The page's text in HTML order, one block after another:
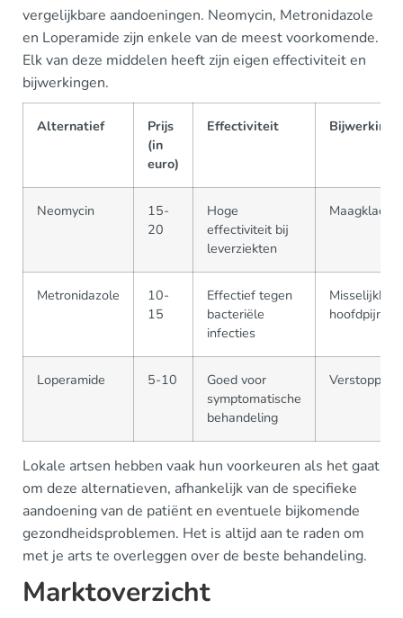
vergelijkbare aandoeningen. Neomycin, Metronidazole
en Loperamide zijn enkele van de meest voorkomende.
Elk van deze middelen heeft zijn eigen effectiviteit en
bijwerkingen.
Alternatief
Prijs
(in
euro)
Effectiviteit
Neomycin
15-
20
Hoge
effectiviteit bij
leverziekten
Metronidazole
10-
15
Effectief tegen
bacteriële
infecties
hoofdpijn
Loperamide 5-10
Goed voor
symptomatische
behandeling
Verstopping
Lokale artsen hebben vaak hun voorkeuren als het gaat
om deze alternatieven, afhankelijk van de specifieke
aandoening van de patiënt en eventuele bijkomende
gezondheidsproblemen. Het is altijd aan te raden om
met je arts te overleggen over de beste behandeling.
Marktoverzicht